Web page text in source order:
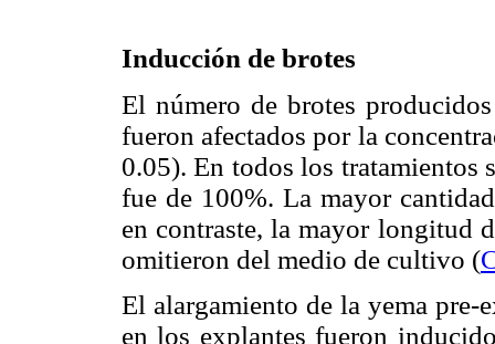
Inducción de brotes
El número de brotes
fueron afectados por la
0.05). En todos los tratamientos
fue de 100%. La mayor
en contraste, la mayor longitud
omitieron del medio de cultivo (
El alargamiento de la yema pre-
en los explantes fueron